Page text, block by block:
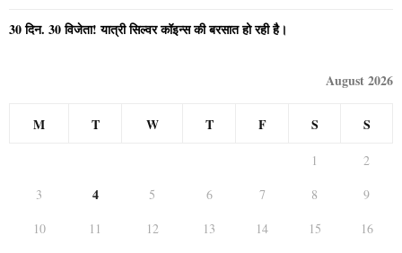
30 दिन. 30 विजेता! यात्री सिल्वर कॉइन्स की बरसात हो रही है।
August 2026
M T W T F S S
1
2
3
4 5 6 7 8
9
10
11 12 13 14 15
16